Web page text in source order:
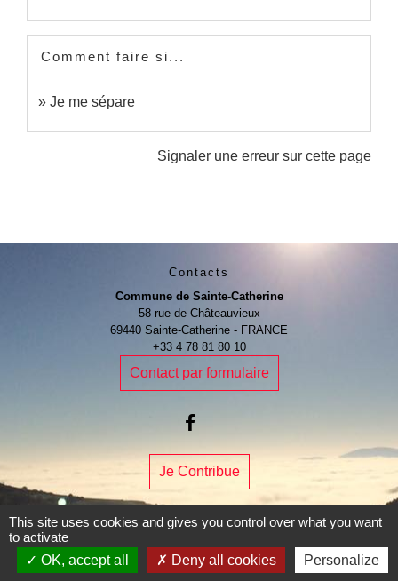
Comment faire si...
Je me sépare
Signaler une erreur sur cette page
Contacts
Commune de Sainte-Catherine
58 rue de Châteauvieux
69440 Sainte-Catherine - FRANCE
+33 4 78 81 80 10
Contact par formulaire
Je Contribue
This site uses cookies and gives you control over what you want
to activate
OK, accept all
Deny all cookies Personalize